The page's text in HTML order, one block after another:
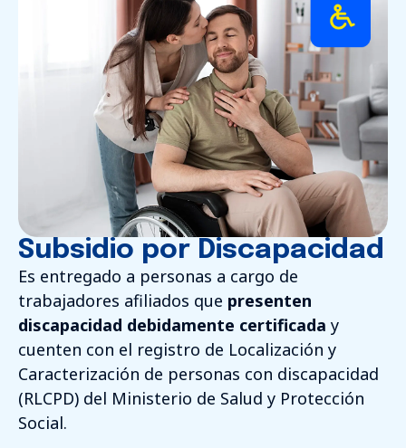
Subsidio por Discapacidad
Es entregado a personas a cargo de
trabajadores afiliados que presenten
discapacidad debidamente certificada y
cuenten con el registro de Localización y
Caracterización de personas con discapacidad
(RLCPD) del Ministerio de Salud y Protección
Social.